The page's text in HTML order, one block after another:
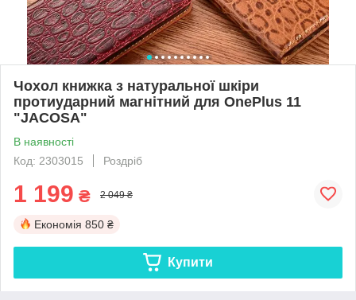
Чохол книжка з натуральної шкіри
протиударний магнітний для OnePlus 11
"JACOSA"
В наявності
Код: 2303015
Роздріб
1 199 ₴ 2 049 ₴
Економія 850 ₴
Купити